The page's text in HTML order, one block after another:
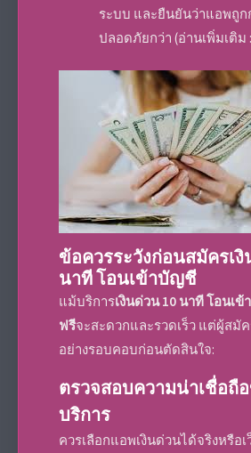
ระบบ และยืนยันว่าแอพถู
ปลอดภัยกว่า (อ่านเพิ่มเติม :
ข้อควรระวังก่อนสมัครเ
นาที โอนเข้าบัญชี
แม้บริการเงินด่วน 10 นาที โอนเ
ฟรีจะสะดวกและรวดเร็ว แต่ผู้สมั
อย่างรอบคอบก่อนตัดสินใจ:
ตรวจสอบความน่าเชื่อถื
บริการ
ควรเลือกแอพเงินด่วนได้จริงหรือ